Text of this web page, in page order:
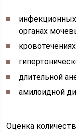
органах
длительной
амилоидной
Оценка